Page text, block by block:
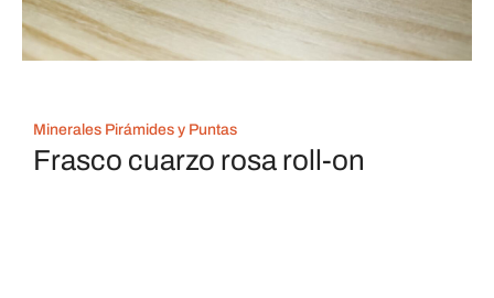
Minerales Pirámides y Puntas
Frasco cuarzo rosa roll-on